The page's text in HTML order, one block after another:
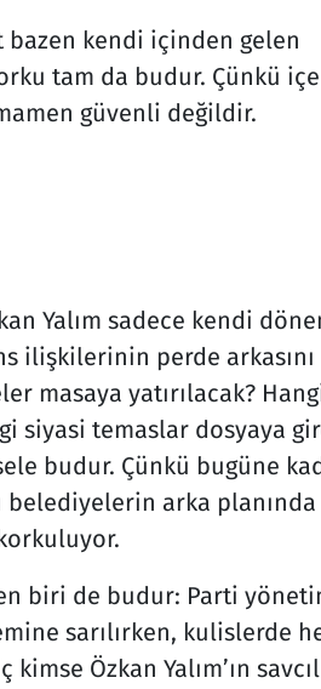
bazen kendi içinden gelen
tam da budur. Çünkü
güvenli değildir.
Yalım sadece kendi
ilişkilerinin perde arkasını
masaya yatırılacak?
siyasi temaslar dosyaya
budur. Çünkü bugüne
belediyelerin arka
biri de budur: Parti
sarılırken, kulislerde
Özkan Yalım’ın